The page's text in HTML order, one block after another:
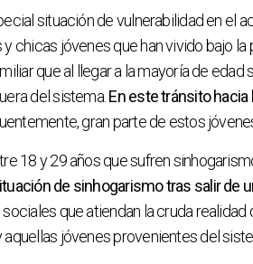
situación de vulnerabilidad en el
y chicas jóvenes que han vivido bajo
que al llegar a la mayoría de
del sistema.En este tránsito hacia
gran parte de estos
18 y 29 años que sufren
de sinhogarismo tras salir de
que atiendan la cruda realidad
jóvenes provenientes del